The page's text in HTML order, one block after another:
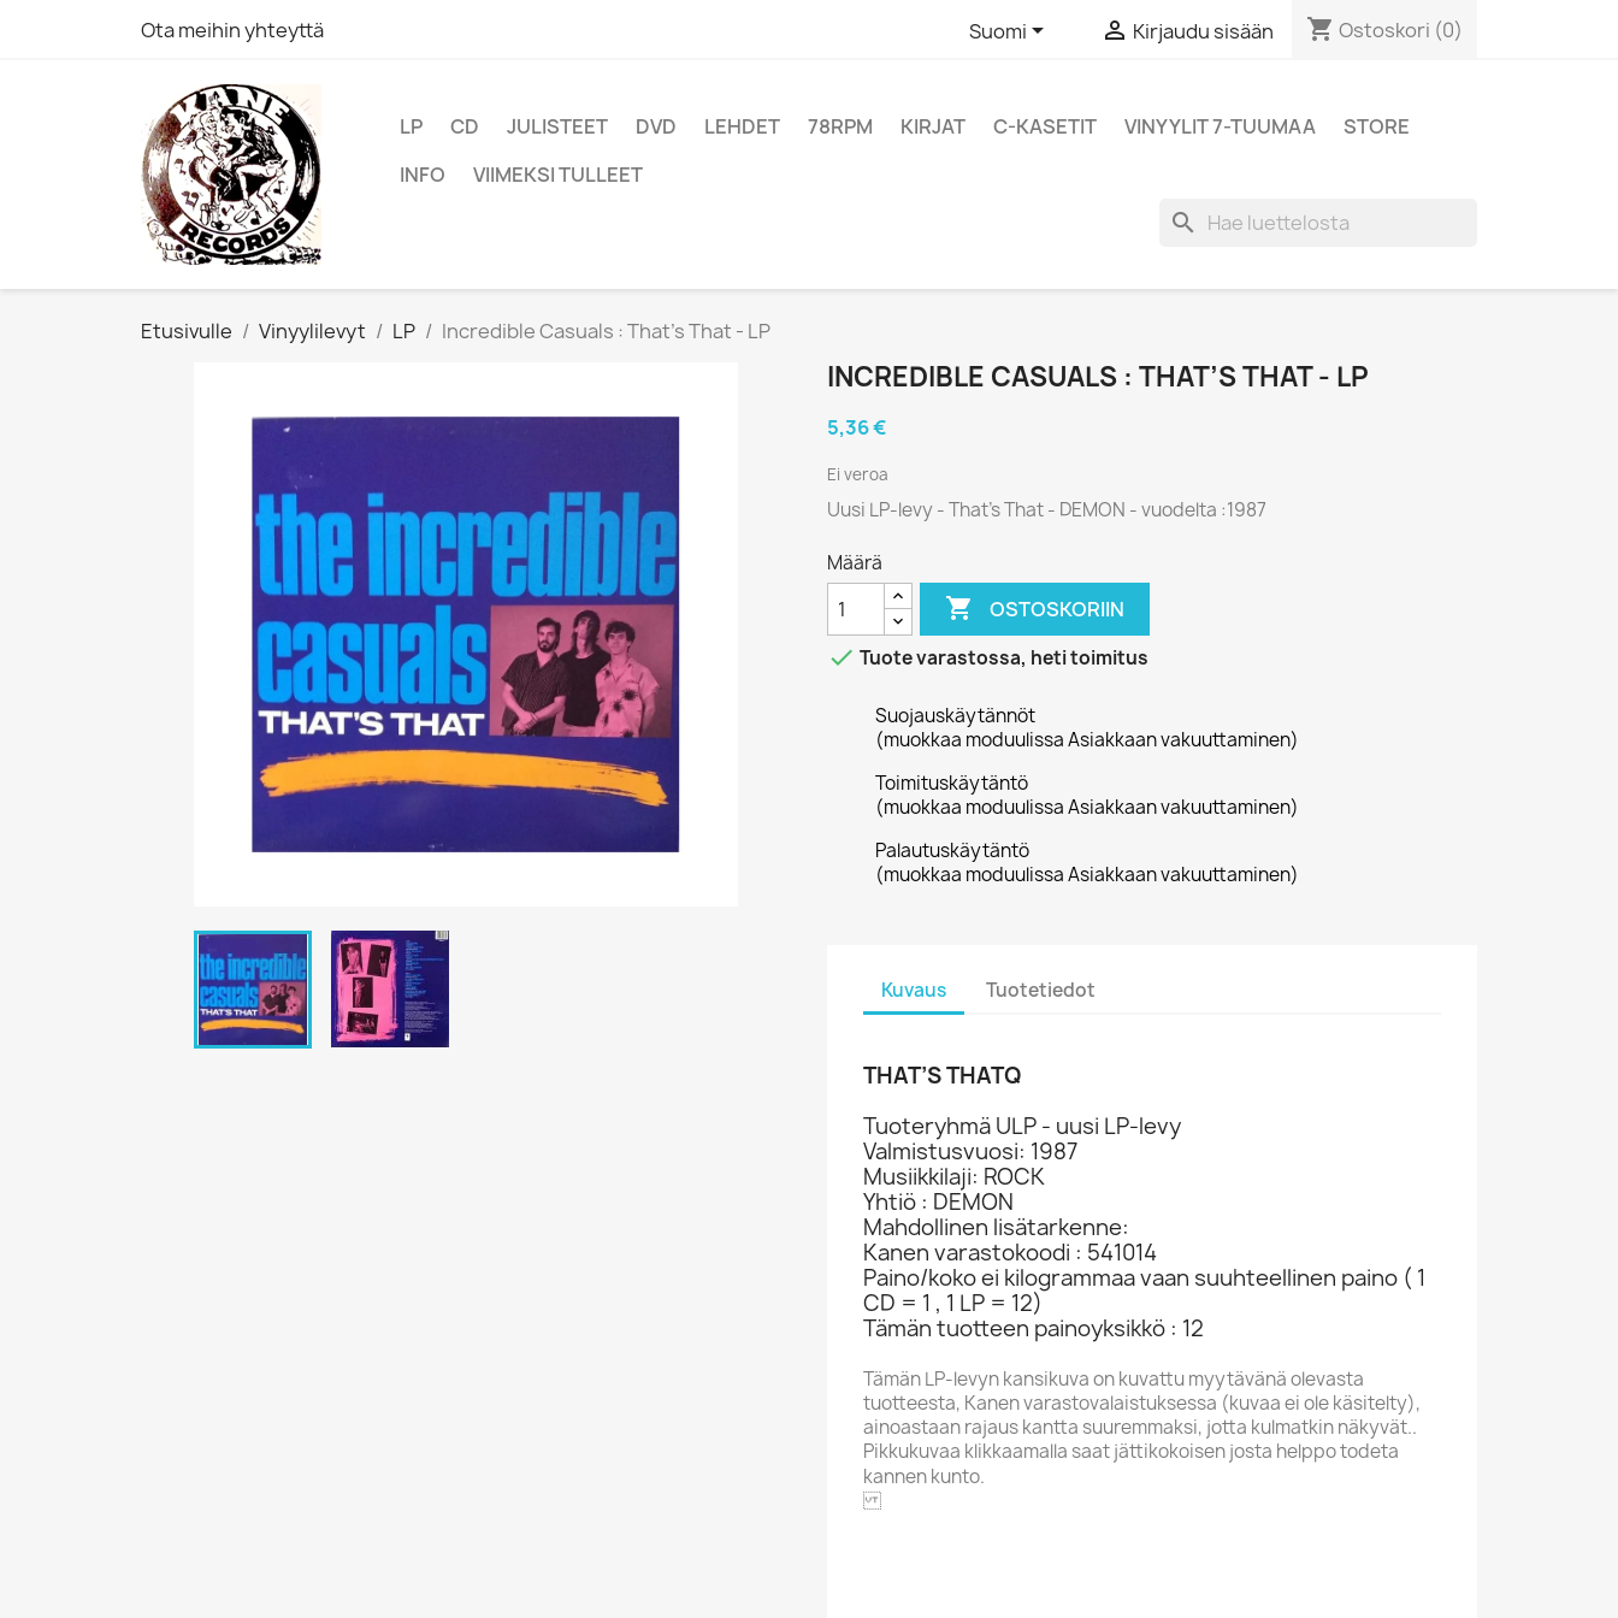
Ota meihin yhteyttä Suomi  Kirjaudu sisään shopping_cart Ostoskori (0)
LP CD JULISTEET DVD LEHDET 78RPM KIRJAT C-KASETIT VINYYLIT 7-TUUMAA
STORE
INFO
VIIMEKSI TULLEET
search
Etusivulle Vinyylilevyt LP Incredible Casuals : That’s That - LP
INCREDIBLE CASUALS : THAT’S THAT - LP
5,36 €
Ei veroa
Uusi LP-levy - That’s That - DEMON - vuodelta :1987
Määrä
 OSTOSKORIIN
 Tuote varastossa, heti toimitus
Suojauskäytännöt
(muokkaa moduulissa Asiakkaan vakuuttaminen)
Toimituskäytäntö
(muokkaa moduulissa Asiakkaan vakuuttaminen)
Palautuskäytäntö
(muokkaa moduulissa Asiakkaan vakuuttaminen)
Kuvaus Tuotetiedot
THAT’S THATQ
Tuoteryhmä ULP - uusi LP-levy
Valmistusvuosi: 1987
Musiikkilaji: ROCK
Yhtiö : DEMON
Mahdollinen lisätarkenne:
Kanen varastokoodi : 541014
Paino/koko ei kilogrammaa vaan suuhteellinen paino ( 1
CD = 1 , 1 LP = 12)
Tämän tuotteen painoyksikkö : 12
Tämän LP-levyn kansikuva on kuvattu myytävänä olevasta
tuotteesta, Kanen varastovalaistuksessa (kuvaa ei ole käsitelty),
ainoastaan rajaus kantta suuremmaksi, jotta kulmatkin näkyvät..
Pikkukuvaa klikkaamalla saat jättikokoisen josta helppo todeta
kannen kunto.